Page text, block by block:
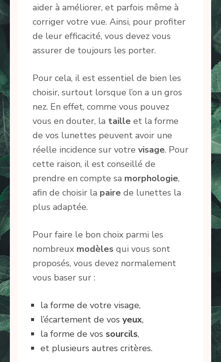
aider à améliorer, et parfois même à
corriger votre vue. Ainsi, pour profiter
de leur efficacité, vous devez vous
assurer de toujours les porter.
Pour cela, il est essentiel de bien les
choisir, surtout lorsque l’on a un gros
nez. En effet, comme vous pouvez
vous en douter, la taille et la forme
de vos lunettes peuvent avoir une
réelle incidence sur votre visage. Pour
cette raison, il est conseillé de
prendre en compte sa morphologie,
afin de choisir la paire de lunettes la
plus adaptée.
Pour faire le bon choix parmi les
nombreux modèles qui vous sont
proposés, vous devez normalement
vous baser sur :
la forme de votre visage,
l’écartement de vos yeux,
la forme de vos sourcils,
et plusieurs autres critères.